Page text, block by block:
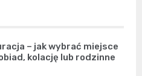
– jak wybrać miejsce
kolację lub rodzinne